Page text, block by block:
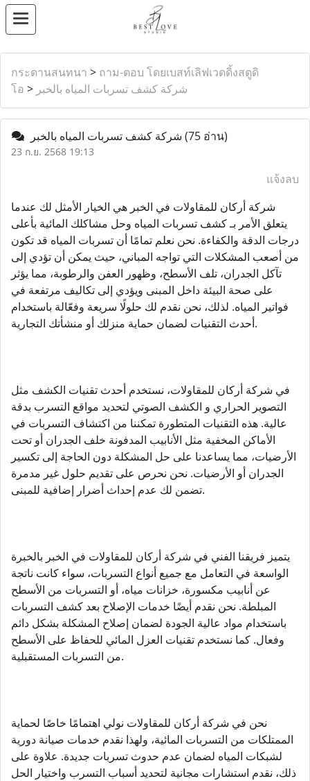
กระดานสนทนา > ถาม-ตอบ โดยเบสท์เลิฟเวดดิ้งสตูดิ
โอ > شركة كشف تسربات المياه بالخبر
(75 อ่าน)
23 ก.ย. 2568 19:13
แจ้งลบ
شركة أركان للمقاولات في الخبر هي الخيار الأمثل لك عندما
يتعلق الأمر بـ كشف تسربات المياه وحل مشاكلك المائية بأعلى
درجات الدقة والكفاءة. نحن نعلم تمامًا أن تسربات المياه قد تكون
من أصعب المشكلات التي تواجه المباني، حيث يمكن أن تؤدي إلى
تآكل الجدران، تلف الأسطح، وظهور العفن والرطوبة، مما يؤثر
على صحة البيئة داخل المبنى ويؤدي إلى تكاليف مرتفعة في
فواتير المياه. لذلك، نحن نقدم لك حلولًا سريعة وفعّالة باستخدام
أحدث التقنيات لضمان حماية منزلك أو منشأتك التجارية.
في شركة أركان للمقاولات، نستخدم أحدث تقنيات الكشف مثل
التصوير الحراري و الكشف الصوتي لتحديد مواقع التسرب بدقة
عالية. هذه التقنيات المتطورة تمكننا من اكتشاف التسربات في
الأماكن المخفية مثل الأنابيب المدفونة خلف الجدران أو تحت
الأرضيات، مما يساعدنا على حل المشكلة دون الحاجة إلى تكسير
الجدران أو الأرضيات. نحن نحرص على تقديم حلول غير مدمرة
تضمن لك عدم إحداث أضرار إضافية للمبنى.
يتميز فريقنا الفني في شركة أركان للمقاولات في الخبر بالخبرة
الواسعة في التعامل مع جميع أنواع التسربات، سواء كانت ناتجة
عن أنابيب مكسورة، خزانات مياه، أو التسربات من الأسطح
المبلطة. نحن نقدم أيضًا خدمات الإصلاح بعد كشف التسربات
باستخدام مواد عالية الجودة لضمان إصلاح المشكلة بشكل دائم
وفعال. كما نستخدم تقنيات العزل المائي للحفاظ على الأسطح
من التسربات المستقبلية.
نحن في شركة أركان للمقاولات نولي اهتمامًا خاصًا لحماية
الممتلكات من التسربات المائية، ولهذا نقدم خدمات صيانة دورية
لشبكات المياه لضمان عدم حدوث تسربات جديدة. علاوة على
ذلك، نقدم استشارات مجانية لتحديد أسباب التسرب واختيار الحل